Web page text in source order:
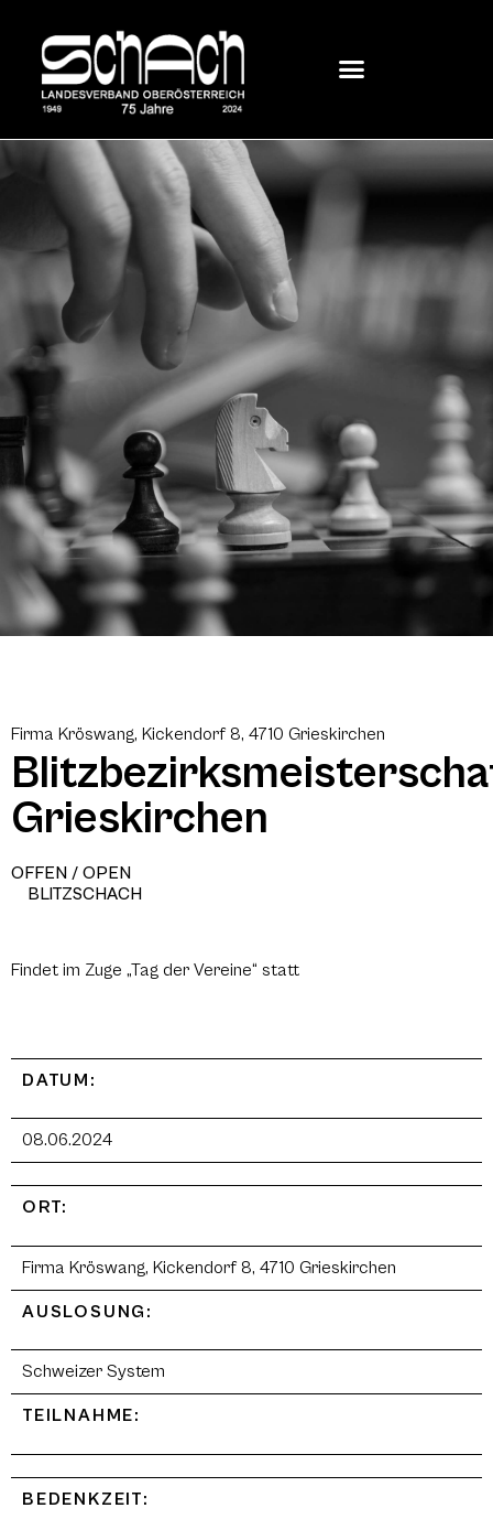
Firma Kröswang, Kickendorf 8, 4710 Grieskirchen
Grieskirchen
OFFEN / OPEN
BLITZSCHACH
Findet im Zuge „Tag der Vereine“ statt
DATUM:
08.06.2024
ORT:
Firma Kröswang, Kickendorf 8, 4710 Grieskirchen
AUSLOSUNG:
Schweizer System
TEILNAHME:
BEDENKZEIT: